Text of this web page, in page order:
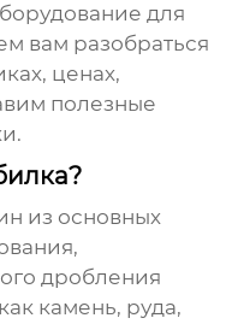
для
вам разобраться
ценах,
полезные
из основных
дробления
камень, руда,